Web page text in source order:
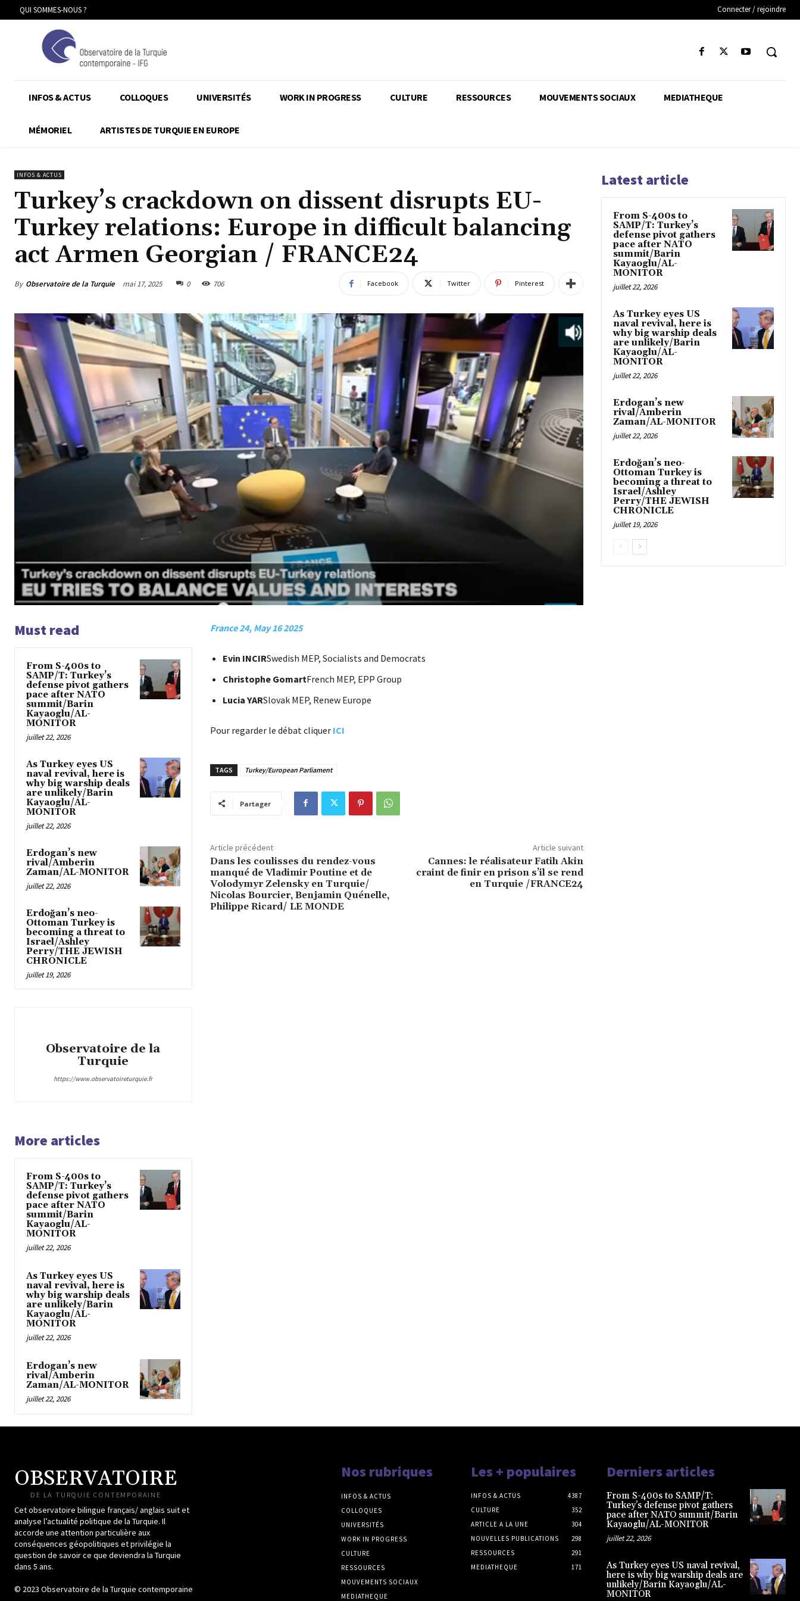
QUI SOMMES-NOUS ? Connecter / rejoindre
INFOS & ACTUS COLLOQUES UNIVERSITÉS WORK IN PROGRESS CULTURE RESSOURCES MOUVEMENTS SOCIAUX MEDIATHEQUE
MÉMORIEL ARTISTES DE TURQUIE EN EUROPE
INFOS & ACTUS
Turkey’s crackdown on dissent disrupts EU-
Turkey relations: Europe in difficult balancing
act Armen Georgian / FRANCE24
By Observatoire de la Turquie mai 17, 2025 0 706 Facebook Twitter Pinterest
Must read
From S-400s to
SAMP/T: Turkey’s
defense pivot gathers
pace after NATO
summit/Barin
Kayaoglu/AL-
MONITOR
juillet 22, 2026
As Turkey eyes US
naval revival, here is
why big warship deals
are unlikely/Barin
Kayaoglu/AL-
MONITOR
juillet 22, 2026
Erdogan’s new
rival/Amberin
Zaman/AL-MONITOR
juillet 22, 2026
Erdoğan’s neo-
Ottoman Turkey is
becoming a threat to
Israel/Ashley
Perry/THE JEWISH
CHRONICLE
juillet 19, 2026
Observatoire de la
Turquie
https://www.observatoireturquie.fr
France 24, May 16 2025
Evin INCIRSwedish MEP, Socialists and Democrats
Christophe GomartFrench MEP, EPP Group
Lucia YARSlovak MEP, Renew Europe
Pour regarder le débat cliquer ICI
TAGS Turkey/European Parliament
Partager
Article précédent
Dans les coulisses du rendez-vous
manqué de Vladimir Poutine et de
Volodymyr Zelensky en Turquie/
Nicolas Bourcier, Benjamin Quénelle,
Philippe Ricard/ LE MONDE
Article suivant
Cannes: le réalisateur Fatih Akin
craint de finir en prison s’il se rend
en Turquie /FRANCE24
More articles
From S-400s to
SAMP/T: Turkey’s
defense pivot gathers
pace after NATO
summit/Barin
Kayaoglu/AL-
MONITOR
juillet 22, 2026
As Turkey eyes US
naval revival, here is
why big warship deals
are unlikely/Barin
Kayaoglu/AL-
MONITOR
juillet 22, 2026
Erdogan’s new
rival/Amberin
Zaman/AL-MONITOR
juillet 22, 2026
Latest article
From S-400s to
SAMP/T: Turkey’s
defense pivot gathers
pace after NATO
summit/Barin
Kayaoglu/AL-
MONITOR
juillet 22, 2026
As Turkey eyes US
naval revival, here is
why big warship deals
are unlikely/Barin
Kayaoglu/AL-
MONITOR
juillet 22, 2026
Erdogan’s new
rival/Amberin
Zaman/AL-MONITOR
juillet 22, 2026
Erdoğan’s neo-
Ottoman Turkey is
becoming a threat to
Israel/Ashley
Perry/THE JEWISH
CHRONICLE
juillet 19, 2026
OBSERVATOIRE
DE LA TURQUIE CONTEMPORAINE
Cet observatoire bilingue français/ anglais suit et
analyse l’actualité politique de la Turquie. Il
accorde une attention particulière aux
conséquences géopolitiques et privilégie la
question de savoir ce que deviendra la Turquie
dans 5 ans.
© 2023 Observatoire de la Turquie contemporaine
Nos rubriques
INFOS & ACTUS
COLLOQUES
UNIVERSITÉS
WORK IN PROGRESS
CULTURE
RESSOURCES
MOUVEMENTS SOCIAUX
MEDIATHEQUE
Les + populaires
INFOS & ACTUS
4387
CULTURE
352
ARTICLE A LA UNE
304
NOUVELLES PUBLICATIONS
298
RESSOURCES
291
MEDIATHEQUE
171
Derniers articles
From S-400s to SAMP/T:
Turkey’s defense pivot gathers
pace after NATO summit/Barin
Kayaoglu/AL-MONITOR
juillet 22, 2026
As Turkey eyes US naval revival,
here is why big warship deals are
unlikely/Barin Kayaoglu/AL-
MONITOR